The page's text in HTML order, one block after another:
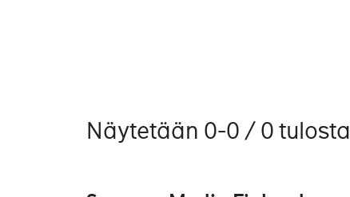
Näytetään 0-0 / 0 tulosta